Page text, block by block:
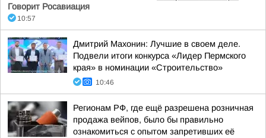
Говорит Росавиация
10:57
Дмитрий Махонин: Лучшие в своем деле.
Подвели итоги конкурса «Лидер Пермского
края» в номинации «Строительство»
10:46
Регионам РФ, где ещё разрешена розничная
продажа вейпов, было бы правильно
ознакомиться с опытом запретивших её